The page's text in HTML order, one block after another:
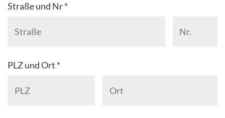
Straße und Nr *
PLZ und Ort *